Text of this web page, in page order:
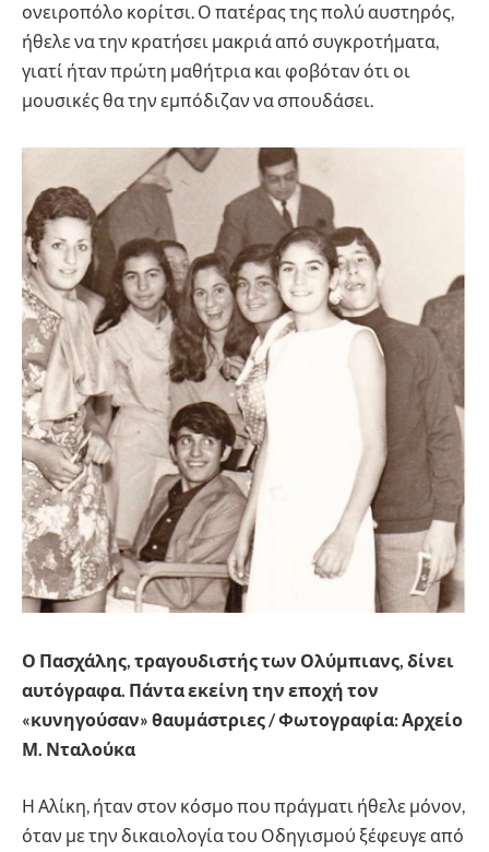
ονειροπόλο κορίτσι. Ο πατέρας της πολύ αυστηρός,
ήθελε να την κρατήσει μακριά από συγκροτήματα,
γιατί ήταν πρώτη μαθήτρια και φοβόταν ότι οι
μουσικές θα την εμπόδιζαν να σπουδάσει.
Ο Πασχάλης, τραγουδιστής των Ολύμπιανς, δίνει
αυτόγραφα. Πάντα εκείνη την εποχή τον
«κυνηγούσαν» θαυμάστριες / Φωτογραφία: Αρχείο
Μ. Νταλούκα
Η Αλίκη, ήταν στον κόσμο που πράγματι ήθελε μόνον,
όταν με την δικαιολογία του Οδηγισμού ξέφευγε από